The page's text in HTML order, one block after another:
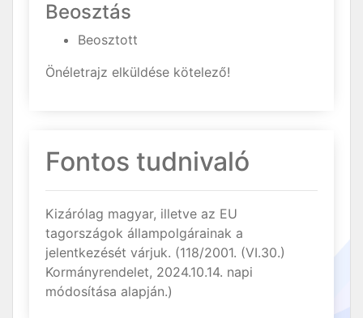
Beosztás
Beosztott
Önéletrajz elküldése kötelező!
Fontos tudnivaló
Kizárólag magyar, illetve az EU
tagországok állampolgárainak a
jelentkezését várjuk. (118/2001. (VI.30.)
Kormányrendelet, 2024.10.14. napi
módosítása alapján.)